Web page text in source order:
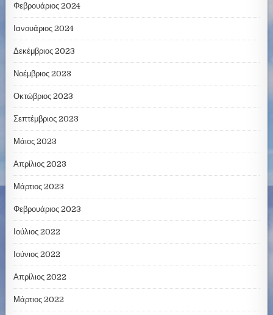
Φεβρουάριος 2024
Ιανουάριος 2024
Δεκέμβριος 2023
Νοέμβριος 2023
Οκτώβριος 2023
Σεπτέμβριος 2023
Μάιος 2023
Απρίλιος 2023
Μάρτιος 2023
Φεβρουάριος 2023
Ιούλιος 2022
Ιούνιος 2022
Απρίλιος 2022
Μάρτιος 2022